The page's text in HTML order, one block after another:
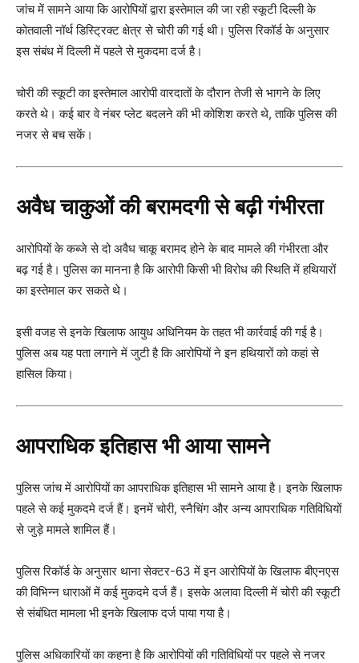
जांच में सामने आया कि आरोपियों द्वारा इस्तेमाल की जा रही स्कूटी दिल्ली के
कोतवाली नॉर्थ डिस्ट्रिक्ट क्षेत्र से चोरी की गई थी। पुलिस रिकॉर्ड के अनुसार
इस संबंध में दिल्ली में पहले से मुकदमा दर्ज है।
चोरी की स्कूटी का इस्तेमाल आरोपी वारदातों के दौरान तेजी से भागने के लिए
करते थे। कई बार वे नंबर प्लेट बदलने की भी कोशिश करते थे, ताकि पुलिस की
नजर से बच सकें।
अवैध चाकुओं की बरामदगी से बढ़ी गंभीरता
आरोपियों के कब्जे से दो अवैध चाकू बरामद होने के बाद मामले की गंभीरता और
बढ़ गई है। पुलिस का मानना है कि आरोपी किसी भी विरोध की स्थिति में हथियारों
का इस्तेमाल कर सकते थे।
इसी वजह से इनके खिलाफ आयुध अधिनियम के तहत भी कार्रवाई की गई है।
पुलिस अब यह पता लगाने में जुटी है कि आरोपियों ने इन हथियारों को कहां से
हासिल किया।
आपराधिक इतिहास भी आया सामने
पुलिस जांच में आरोपियों का आपराधिक इतिहास भी सामने आया है। इनके खिलाफ
पहले से कई मुकदमे दर्ज हैं। इनमें चोरी, स्नैचिंग और अन्य आपराधिक गतिविधियों
से जुड़े मामले शामिल हैं।
पुलिस रिकॉर्ड के अनुसार थाना सेक्टर-63 में इन आरोपियों के खिलाफ बीएनएस
की विभिन्न धाराओं में कई मुकदमे दर्ज हैं। इसके अलावा दिल्ली में चोरी की स्कूटी
से संबंधित मामला भी इनके खिलाफ दर्ज पाया गया है।
पुलिस अधिकारियों का कहना है कि आरोपियों की गतिविधियों पर पहले से नजर